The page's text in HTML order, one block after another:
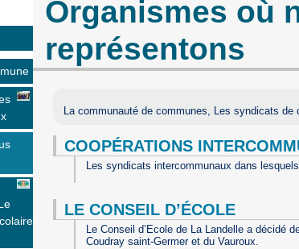
Organismes où
représentons
La communauté de communes, Les syndicats de
COOPÉRATIONS
Les syndicats intercommunaux dans
LE CONSEIL D’ÉCOLE
Le Conseil d’Ecole de La Landelle a décidé
Coudray saint-Germer et du Vauroux.